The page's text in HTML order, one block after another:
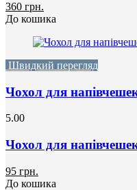
360 грн.
До кошика
Швидкий перегляд
Чохол для
5.00
Чохол для
95 грн.
До кошика